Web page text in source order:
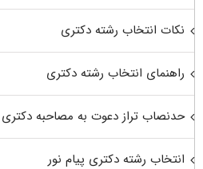
نکات انتخاب رشته دکتری
راهنمای انتخاب رشته دکتری
حدنصاب تراز دعوت به مصاحبه دکتری
انتخاب رشته دکتری پیام نور